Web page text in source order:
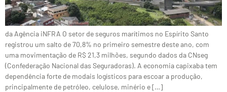
da Agência iNFRA O setor de seguros marítimos no Espírito Santo
registrou um salto de 70,8% no primeiro semestre deste ano, com
uma movimentação de R$ 21,3 milhões, segundo dados da CNseg
(Confederação Nacional das Seguradoras). A economia capixaba tem
dependência forte de modais logísticos para escoar a produção,
principalmente de petróleo, celulose, minério e […]